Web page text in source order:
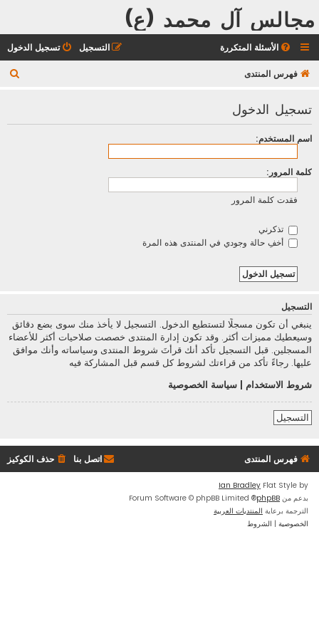
مجالس آل محمد (ع)
الأسئلة المتكررة تسجيل الدخول التسجيل
فهرس المنتدى
تسجيل الدخول
اسم المستخدم:
كلمة المرور:
فقدت كلمة المرور
تذكرني
أخفِ حالة وجودي في المنتدى هذه المرة
التسجيل
ينبغي أن تكون مسجلًا لتستطيع الدخول. التسجيل لا يأخذ منك سوى بضع دقائق
وسيعطيك مميزات أكثر. وقد تكون إدارة المنتدى خصصت صلاحيات أكثر للأعضاء
المسجلين. قبل التسجيل تأكد أنك قرأتَ شروط المنتدى وسياساته وأنك موافق
عليها. رجاءً تأكد من قراءتك لشروط كل قسم قبل المشاركة فيه
شروط الاستخدام
سياسة الخصوصية
التسجيل
فهرس المنتدى حذف الكوكيز اتصل بنا
Flat Style by
Ian Bradley
بدعم من phpBB
® Forum Software © phpBB Limited
الترجمة برعاية المنتديات العربية
الخصوصية | الشروط